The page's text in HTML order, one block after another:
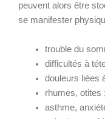
peuvent alors être
se manifester
trouble du
difficultés à
douleurs liées
rhumes, otites ;
asthme,